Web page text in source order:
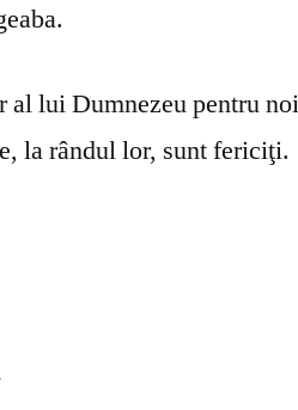
al lui Dumnezeu pentru
la rândul lor, sunt fericiţi.